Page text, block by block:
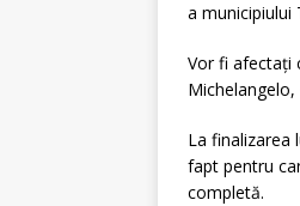
a municipiului
Vor fi afectați
La finalizarea
fapt pentru
completă.